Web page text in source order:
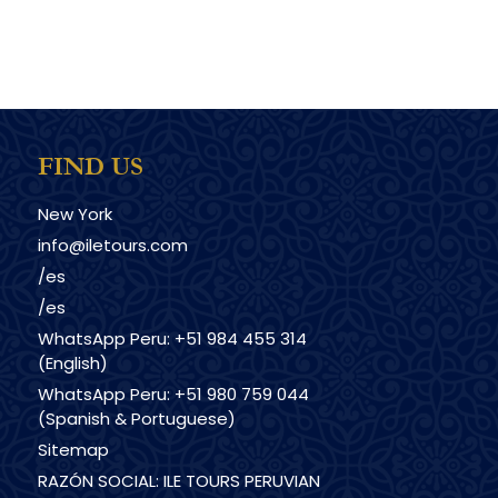
FIND US
New York
info@iletours.com
/es
/es
WhatsApp Peru: +51 984 455 314
(English)
WhatsApp Peru: +51 980 759 044
(Spanish & Portuguese)
Sitemap
RAZÓN SOCIAL: ILE TOURS PERUVIAN